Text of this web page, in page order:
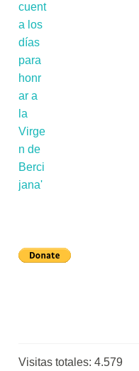
Visitas totales:4.579